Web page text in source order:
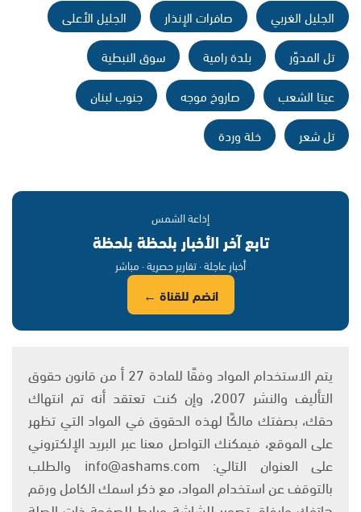
الجليل الغربي صافرات الإنذار
الجليل الأعلى
تل المدوّر
بلدة رامية
سوق النبطية
عيتا الشعب
صاروخ موجه
جنوب لبنان
تل شعر
خلة وردة
إذاعة الشمس
تابع آخر الأخبار بلحظة بلحظة
أخبار عاجلة · تقارير حصرية · مباشر
انضم للقناة ←
يتم الاستخدام المواد وفقًا للمادة 27 أ من قانون حقوق
التأليف والنشر 2007، وإن كنت تعتقد أنه تم انتهاك
حقك، بصفتك مالكًا لهذه الحقوق في المواد التي تظهر
على الموقع، فيمكنك التواصل معنا عبر البريد الإلكتروني
على العنوان التالي: info@ashams.com والطلب
بالتوقف عن استخدام المواد، مع ذكر اسمك الكامل ورقم